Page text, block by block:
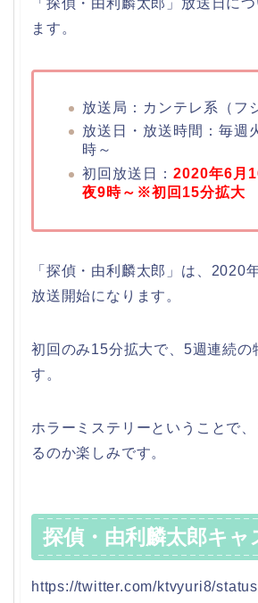
ます。
放送局：カンテレ系（フ
放送日・放送時間：毎週
時～
初回放送日： 2020年6月
夜9時～※初回15分拡大
「探偵・由利麟太郎」は、2020
放送開始になります。
初回のみ15分拡大で、5週連続の
す。
ホラーミステリーということで
るのか楽しみです。
探偵・由利麟太郎キャ
https://twitter.com/ktvyuri8/